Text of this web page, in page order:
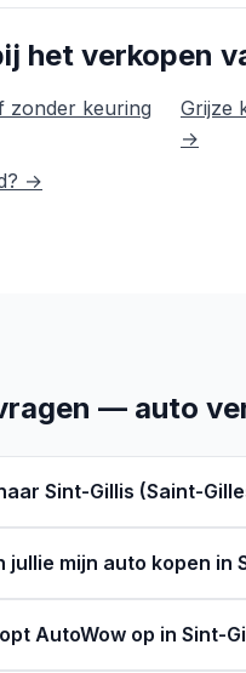
het verkopen
zonder keuring
Grijze
→
→
— auto
Sint-Gillis (Saint-
jullie mijn auto kopen in
AutoWow op in Sint-